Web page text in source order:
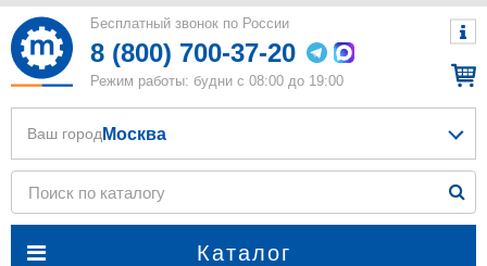
Бесплатный звонок по России
8 (800) 700-37-20
Режим работы: будни с 08:00 до 19:00
Каталог
Ваш город Москва